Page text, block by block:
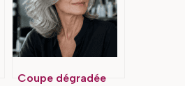
Coupe dégradée